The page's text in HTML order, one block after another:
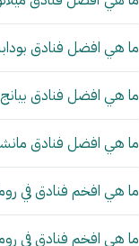
ما هي افضل فنادق
ما هي افضل فنادق
ما هي افضل فنادق
ما هي افخم فنادق في
ما هي افخم فنادق في